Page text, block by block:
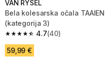
VAN RYSEL
Bela kolesarska očala TAAIEN
(kategorija 3)
4.7
4.7 od 5 zvezdic from 40
(40)
59,99 €